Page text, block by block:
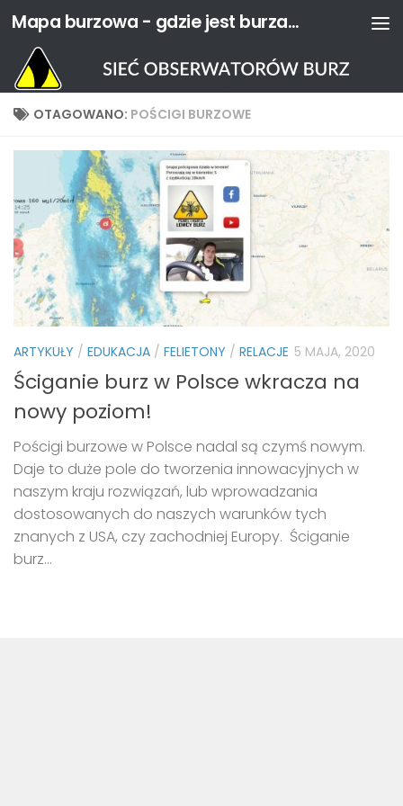
Przejdź do treści Mapa burzowa - gdzie jest burza? | Sieć Obserwatorów Burz
OTAGOWANO: POŚCIGI BURZOWE
ARTYKUŁY / EDUKACJA / FELIETONY / RELACJE 5 MAJA, 2020
Ściganie burz w Polsce wkracza na
nowy poziom!
Pościgi burzowe w Polsce nadal są czymś nowym.
Daje to duże pole do tworzenia innowacyjnych w
naszym kraju rozwiązań, lub wprowadzania
dostosowanych do naszych warunków tych
znanych z USA, czy zachodniej Europy. Ściganie
burz...